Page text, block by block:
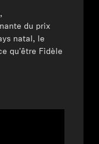
du prix
natal, le
qu'être Fidèle